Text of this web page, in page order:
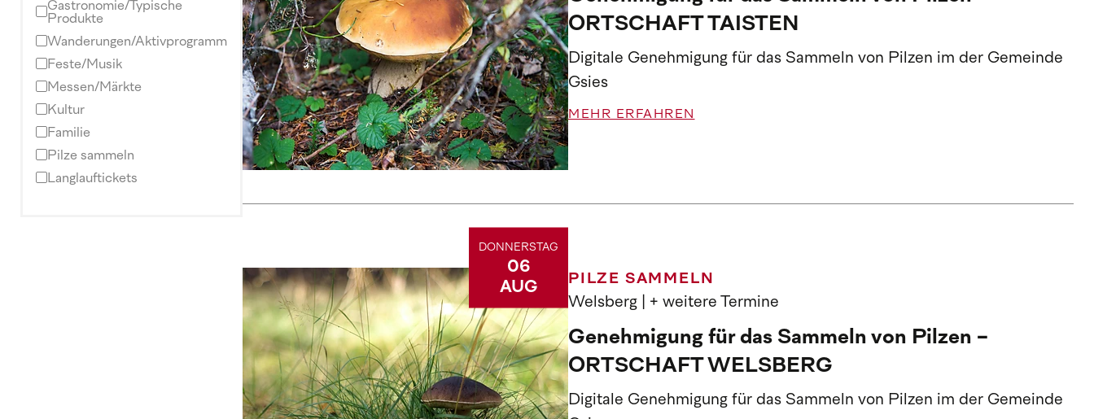
Gastronomie/Typische
Produkte
Wanderungen/Aktivprogramm
Feste/Musik
Messen/Märkte
Kultur
Familie
Pilze sammeln
Langlauftickets
ORTSCHAFT TAISTEN
Digitale Genehmigung für das Sammeln von Pilzen im der Gemeinde
Gsies
MEHR ERFAHREN
DONNERSTAG
06
AUG
PILZE SAMMELN
Welsberg
| + weitere Termine
Genehmigung für das Sammeln von Pilzen -
ORTSCHAFT WELSBERG
Digitale Genehmigung für das Sammeln von Pilzen im der Gemeinde